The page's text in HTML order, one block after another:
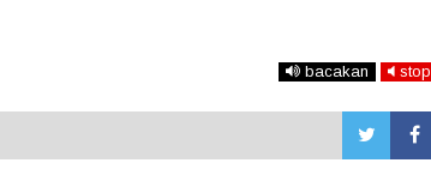
bacakan stop